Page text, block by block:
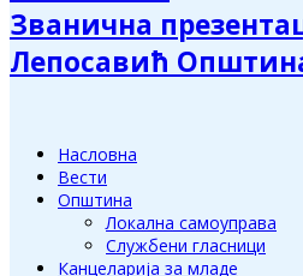
Званична
Лепосавић
Насловна
Вести
Општина
Локална самоуправа
Службени гласници
Канцеларија за младе